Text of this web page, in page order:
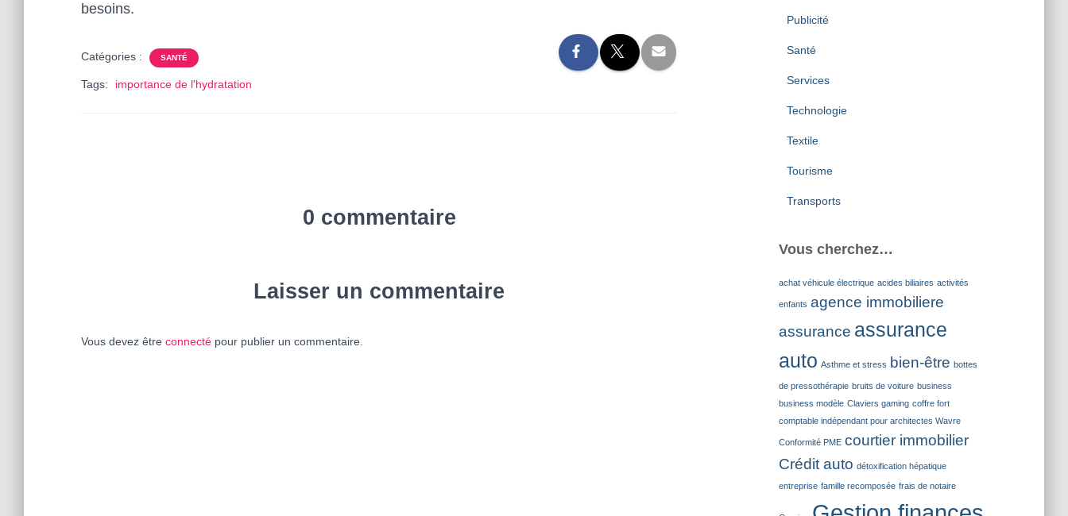
besoins.
Catégories : SANTÉ
Tags: importance de l'hydratation
0 commentaire
Laisser un commentaire
Vous devez être connecté pour publier un commentaire.
Publicité
Santé
Services
Technologie
Textile
Tourisme
Transports
Vous cherchez…
achat véhicule électrique acides biliaires activités
enfants agence immobiliere
assurance assurance
auto Asthme et stress bien-être bottes
de pressothérapie bruits de voiture business
business modèle Claviers gaming coffre fort
comptable indépendant pour architectes Wavre
Conformité PME courtier immobilier
Crédit auto détoxification hépatique
entreprise famille recomposée frais de notaire